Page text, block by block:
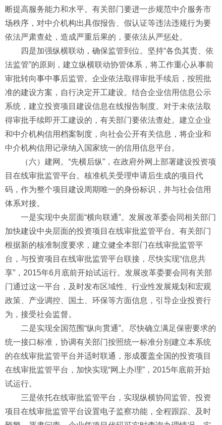
断提高服务能力和水平。有关部门要进一步规范中介服务市
场秩序，对中介机构出具假报告、假认证等违法违规行为要
依法严肃查处，造成严重后果的，要依法从严惩处。
四是加强纵横联动，确保监管到位。坚持“各负其责、依
法监管”的原则，建立纵横联动协管体系，将工作重心从事前
审批转向事中事后监管。企业依法取得审批手续后，按照批
准的建设方案，自行决定开工建设。结合企业信用信息公示
系统，建立投资项目建设信息在线报告制度。对于未依法取
得审批手续即开工建设的，有关部门要依法查处。建立企业
和中介机构信用档案制度，向社会公开有关信息，将企业和
中介机构信用记录纳入国家统一的信用信息平台。
（六）建网。“先横后纵”，在政府外网上部署建设投资项
目在线审批监管平台。核准机关受理申请后生成的项目代
码，作为整个项目建设周期唯一的身份标识，并与社会信用
体系对接。
一是实现中央层面“横向联通”。发展改革委会同相关部门
加快建设中央层面的投资项目在线审批监管平台。有关部门
根据新的核准制度要求，建立健全本部门在线审批监管平
台，与投资项目在线审批监管平台联接，尽快实现“信息共
享”，2015年6月底前开始试运行。发展改革委要会同有关部
门通过这一平台，及时发布区域性、行业性发展规划和宏观
政策、产业调控、国土、环保等方面信息，引导企业投资行
为，接受社会监督。
二是实现全国范围“纵向贯通”。尽快确立满足保密要求的
统一接口标准，协调有关部门按照统一标准分别建立本系统
的在线审批监管平台并适时联通，形成覆盖全国的投资项目
在线审批监管平台，加快实现“网上办理”，2015年底前开始
试运行。
三是依托在线审批监管平台，实现纵横协同监管。投资
项目在线审批监管平台设置电子监察功能，全程跟踪、及时